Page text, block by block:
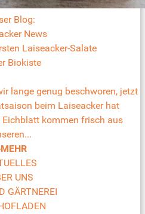
Blog:
News
Laiseacker-Salate
Biokiste
lange genug beschworen, jetzt
beim Laiseacker hat
kommen frisch aus
UNS
GÄRTNEREI